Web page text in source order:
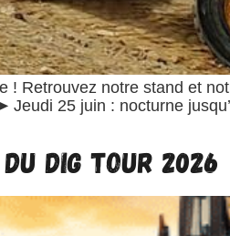
Retrouvez notre stand et
Jeudi 25 juin : nocturne
TOUR 2026